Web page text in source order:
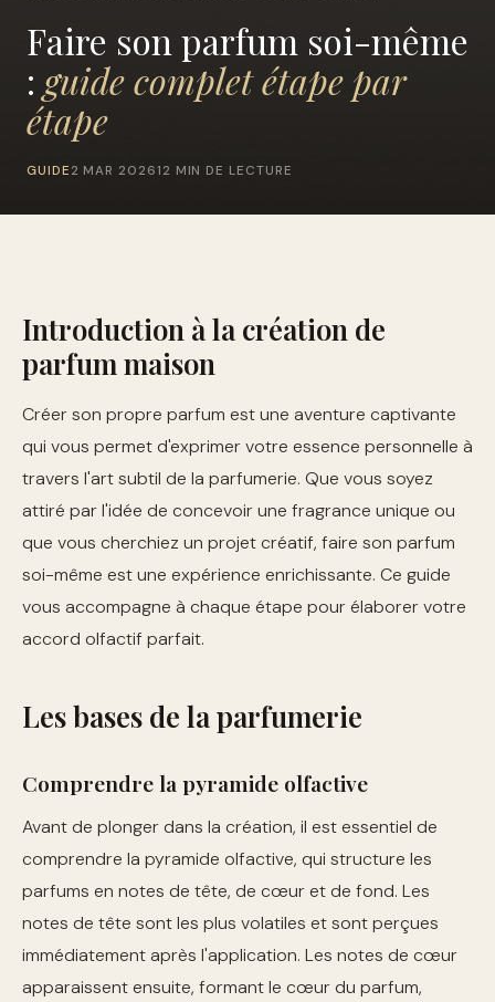
Faire son parfum soi-même
: guide complet étape par
étape
GUIDE 2 MAR 202612 MIN DE LECTURE
Introduction à la création de
parfum maison
Créer son propre parfum est une aventure captivante
qui vous permet d'exprimer votre essence personnelle à
travers l'art subtil de la parfumerie. Que vous soyez
attiré par l'idée de concevoir une fragrance unique ou
que vous cherchiez un projet créatif, faire son parfum
soi-même est une expérience enrichissante. Ce guide
vous accompagne à chaque étape pour élaborer votre
accord olfactif parfait.
Les bases de la parfumerie
Comprendre la pyramide olfactive
Avant de plonger dans la création, il est essentiel de
comprendre la pyramide olfactive, qui structure les
parfums en notes de tête, de cœur et de fond. Les
notes de tête sont les plus volatiles et sont perçues
immédiatement après l'application. Les notes de cœur
apparaissent ensuite, formant le cœur du parfum,